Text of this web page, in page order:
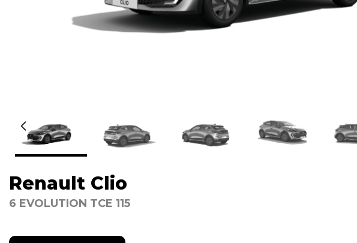
Renault Clio
6 EVOLUTION TCE 115